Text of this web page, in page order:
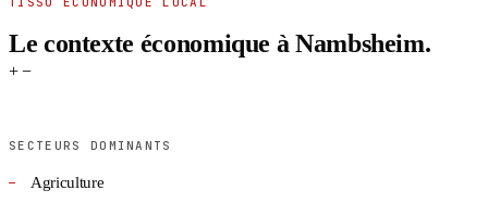
Le contexte économique à Nambsheim.
+ −
SECTEURS DOMINANTS
Agriculture